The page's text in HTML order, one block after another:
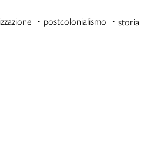
postcolonialismo storia